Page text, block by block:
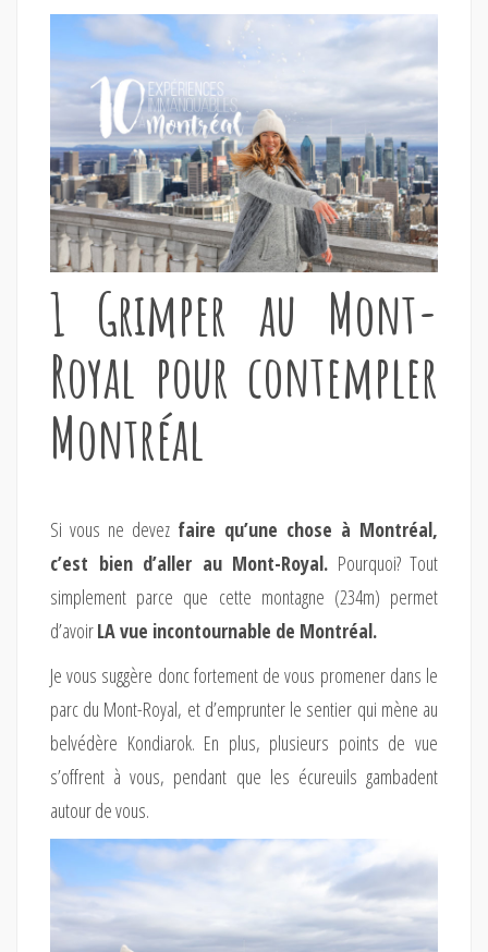
1 Grimper au Mont-
Royal pour contempler
Montréal
Si vous ne devez faire qu’une chose à Montréal,
c’est bien d’aller au Mont-Royal. Pourquoi? Tout
simplement parce que cette montagne (234m) permet
d’avoirLA vue incontournable de Montréal.
Je vous suggère donc fortement de vous promener dans le
parc du Mont-Royal, et d’emprunter le sentier qui mène au
belvédère Kondiarok. En plus, plusieurs points de vue
s’offrent à vous, pendant que les écureuils gambadent
autour de vous.